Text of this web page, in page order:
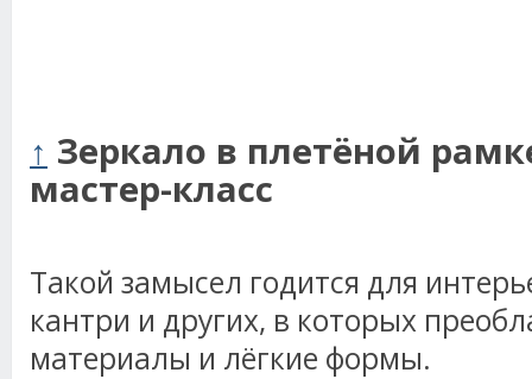
↑ Зеркало в плетёной
мастер-класс
Такой замысел годится для
кантри и других, в которых
материалы и лёгкие формы.